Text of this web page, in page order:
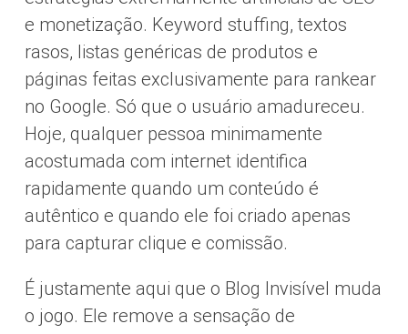
e monetização. Keyword stuffing, textos
rasos, listas genéricas de produtos e
páginas feitas exclusivamente para rankear
no Google. Só que o usuário amadureceu.
Hoje, qualquer pessoa minimamente
acostumada com internet identifica
rapidamente quando um conteúdo é
autêntico e quando ele foi criado apenas
para capturar clique e comissão.
É justamente aqui que o Blog Invisível muda
o jogo. Ele remove a sensação de